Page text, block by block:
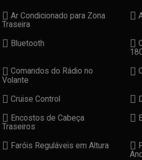
Ar Condicionado para Zona
Traseira
Bluetooth
Comandos do Rádio no
Volante
Cruise Control
Encostos de Cabeça
Traseiros
Faróis Reguláveis em Altura